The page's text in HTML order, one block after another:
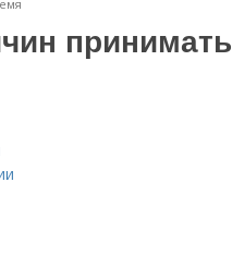
принимать